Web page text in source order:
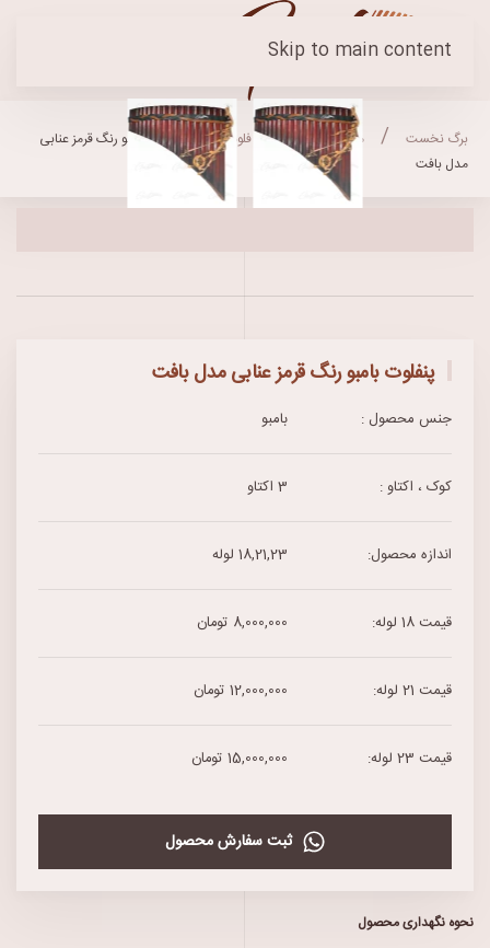
Skip to main content
برگ نخست محصولات پن فلوت
پنفلوت بامبو رنگ قرمز عنابی
مدل بافت
پنفلوت بامبو رنگ قرمز عنابی مدل بافت
جنس محصول : بامبو
کوک ، اکتاو : 3 اکتاو
اندازه محصول: 18,21,23 لوله
قیمت 18 لوله: 8,000,000 تومان
قیمت 21 لوله: 12,000,000 تومان
قیمت 23 لوله: 15,000,000 تومان
ثبت سفارش محصول
نحوه نگهداری محصول